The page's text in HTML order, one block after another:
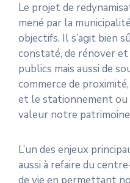
Le projet de
mené par la
objectifs. Il s’agit bien
constaté, de rénover et
publics mais aussi de
commerce de
et le stationnement ou
valeur notre
L’un des enjeux
aussi à refaire du